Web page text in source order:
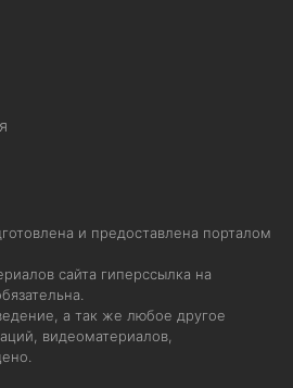
и предоставлена порталом
сайта гиперссылка на
а так же любое другое
видеоматериалов,